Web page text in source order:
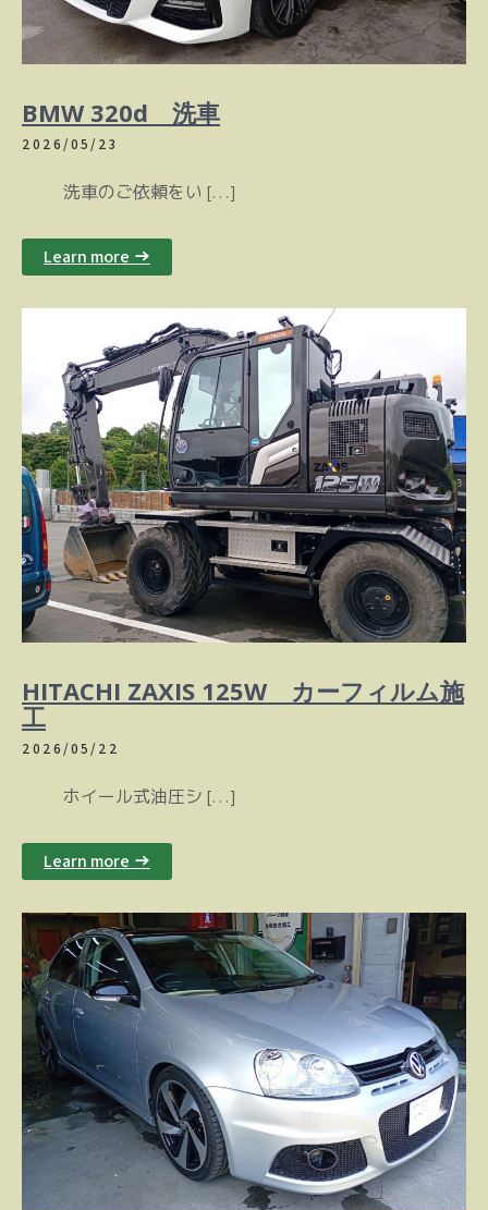
BMW 320d 洗車
2026/05/23
洗車のご依頼をい […]
Learn more →
HITACHI ZAXIS 125W カーフィルム施
工
2026/05/22
ホイール式油圧シ […]
Learn more →